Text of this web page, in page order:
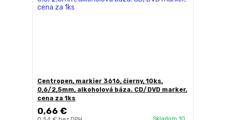
Centropen, markier 3616, čierny, 10ks,
0,6/2,5mm, alkoholová báza. CD/DVD marker,
cena za 1ks
0,66 €
Skladom 10